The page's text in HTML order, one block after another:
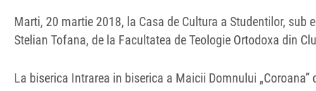
Marti, 20 martie 2018, la Casa de Cultura a Studentilor, sub
Stelian Tofana, de la Facultatea de Teologie Ortodoxa din
La biserica Intrarea in biserica a Maicii Domnului